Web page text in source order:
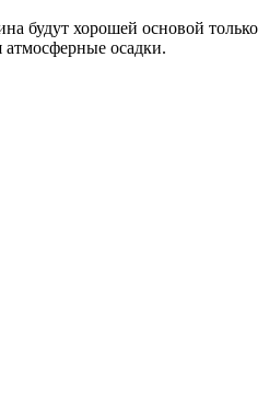
будут хорошей основой только
атмосферные осадки.